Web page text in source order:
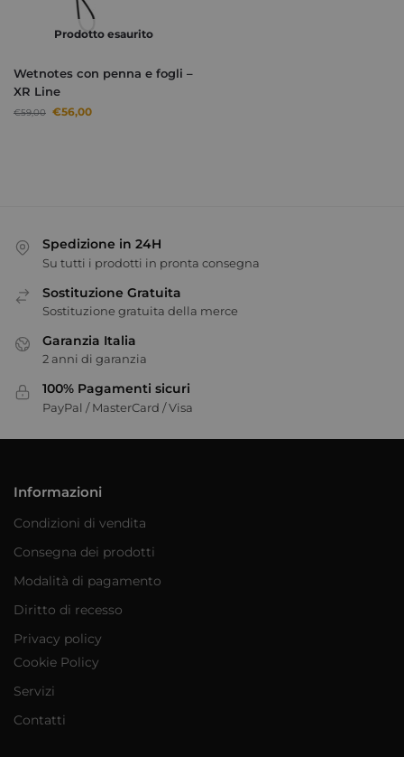
Prodotto esaurito
Wetnotes con penna e fogli –
XR Line
€59,00 €56,00
Spedizione in 24H
Su tutti i prodotti in pronta consegna
Sostituzione Gratuita
Sostituzione gratuita della merce
Garanzia Italia
2 anni di garanzia
100% Pagamenti sicuri
PayPal / MasterCard / Visa
Informazioni
Condizioni di vendita
Consegna dei prodotti
Modalità di pagamento
Diritto di recesso
Privacy policy
Cookie Policy
Servizi
Contatti